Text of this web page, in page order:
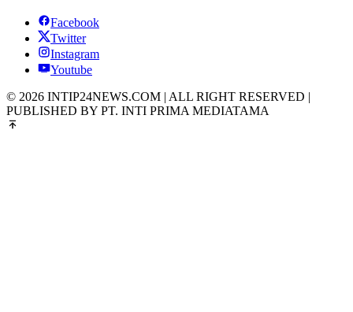
Facebook
Twitter
Instagram
Youtube
© 2026 INTIP24NEWS.COM | ALL RIGHT RESERVED |
PUBLISHED BY PT. INTI PRIMA MEDIATAMA